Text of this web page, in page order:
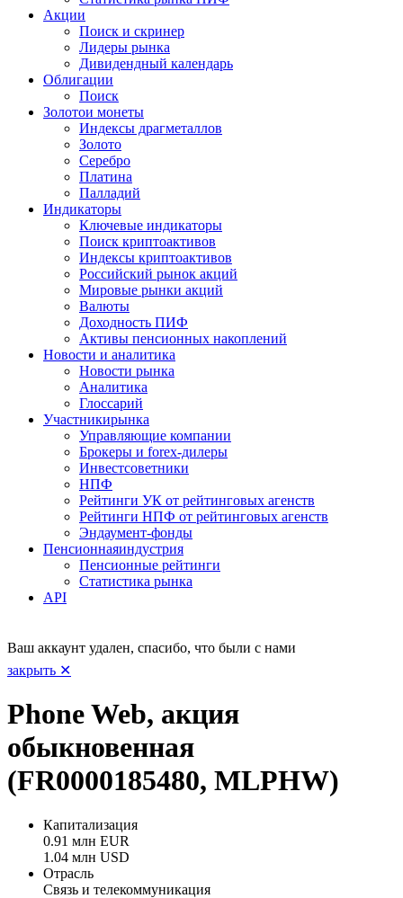
Акции
Поиск и скринер
Лидеры рынка
Дивидендный календарь
Облигации
Поиск
Золотои монеты
Индексы драгметаллов
Золото
Серебро
Платина
Палладий
Индикаторы
Ключевые индикаторы
Поиск криптоактивов
Индексы криптоактивов
Российский рынок акций
Мировые рынки акций
Валюты
Доходность ПИФ
Активы пенсионных накоплений
Новости и аналитика
Новости рынка
Аналитика
Глоссарий
Участникирынка
Управляющие компании
Брокеры и forex-дилеры
Инвестсоветники
НПФ
Рейтинги УК от рейтинговых агенств
Рейтинги НПФ от рейтинговых агенств
Эндаумент-фонды
Пенсионнаяиндустрия
Пенсионные рейтинги
Статистика рынка
API
Ваш аккаунт удален, спасибо, что были с нами
закрыть ✕
Phone Web, акция
обыкновенная
(FR0000185480, MLPHW)
Капитализация
0.91 млн EUR
1.04 млн USD
Отрасль
Связь и телекоммуникация